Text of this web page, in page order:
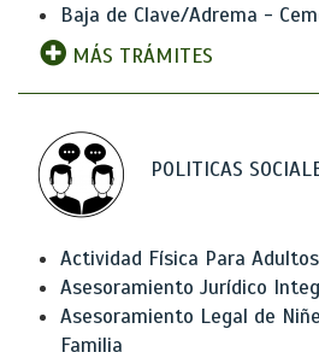
Baja de Clave/Adrema -
MÁS TRÁMITES
POLITICAS
Actividad Física Para
Asesoramiento Jurídico
Asesoramiento Legal de
Familia